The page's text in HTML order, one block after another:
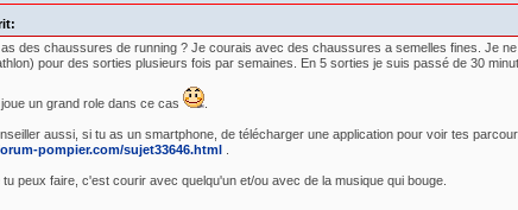
des chaussures de running ? Je courais avec des chaussures a semelles fines. Je
pour des sorties plusieurs fois par semaines. En 5 sorties je suis passé de 30
un grand role dans ce cas .
aussi, si tu as un smartphone, de télécharger une application pour voir tes
pompier.com/sujet33646.html.
peux faire, c'est courir avec quelqu'un et/ou avec de la musique qui bouge.